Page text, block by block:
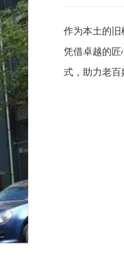
作为本土的旧
凭借卓越的
式，助力老百